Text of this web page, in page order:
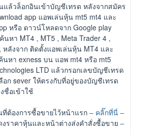
แล้วล็อกอินเข้าบัญชีเทรด หลังจากสมัคร
app แอพเล่นหุ้น mt5 mt4 และ
หรือ ดาวน์โหลดจาก Google play
นหา MT4 , MT5 , Meta Trader 4 ,
หลังจาก ติดตั้งแอพเล่นหุ้น MT4 และ
นหา exness บน แอพ mt4 หรือ mt5
LTD แล้วกรอกเลขบัญชีเทรด
ก sever ให้ตรงกับที่อยู่ของบัญชีเทรด
ชื่อเข้าใช้
ต้องการซื้อขายไว้หน้าแรก – คลิ๊กที่นี่ –
ราคาหุ้นและหน้าต่างส่งคำสั่งซื้อขาย –